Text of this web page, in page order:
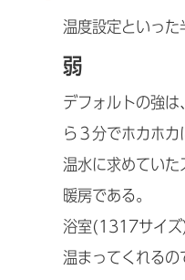
温度設定といった
弱
デフォルトの強
ら３分でホカホカ
温水に求めていた
暖房である。
浴室(1317サイズ
温まってくれるの